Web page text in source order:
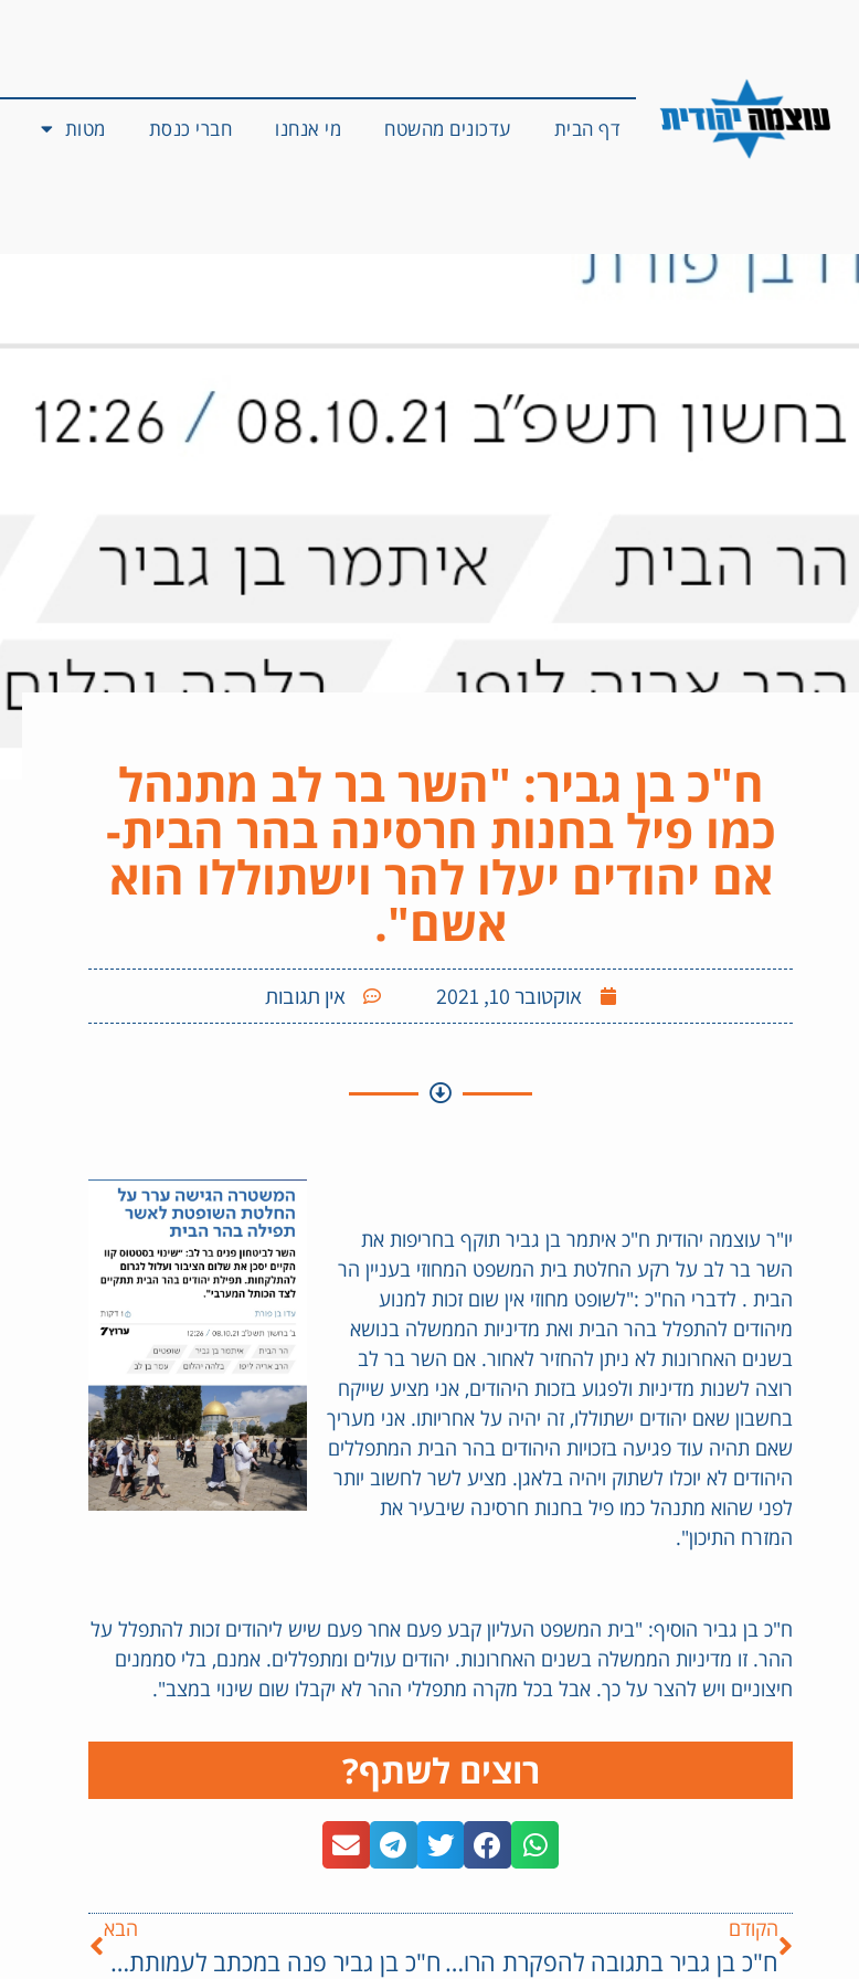
דף הבית עדכונים מהשטח מי אנחנו חברי כנסת מטות
ח"כ בן גביר: "השר בר לב מתנהל
כמו פיל בחנות חרסינה בהר הבית-
אם יהודים יעלו להר וישתוללו הוא
אשם".
אוקטובר 10, 2021 אין תגובות
יו"ר עוצמה יהודית ח"כ איתמר בן גביר תוקף בחריפות את
השר בר לב על רקע החלטת בית המשפט המחוזי בעניין הר
הבית . לדברי הח"כ :"לשופט מחוזי אין שום זכות למנוע
מיהודים להתפלל בהר הבית ואת מדיניות הממשלה בנושא
בשנים האחרונות לא ניתן להחזיר לאחור. אם השר בר לב
רוצה לשנות מדיניות ולפגוע בזכות היהודים, אני מציע שייקח
בחשבון שאם יהודים ישתוללו, זה יהיה על אחריותו. אני מעריך
שאם תהיה עוד פגיעה בזכויות היהודים בהר הבית המתפללים
היהודים לא יוכלו לשתוק ויהיה בלאגן. מציע לשר לחשוב יותר
לפני שהוא מתנהל כמו פיל בחנות חרסינה שיבעיר את
המזרח התיכון".
ח"כ בן גביר הוסיף: "בית המשפט העליון קבע פעם אחר פעם שיש ליהודים זכות להתפלל על
ההר. זו מדיניות הממשלה בשנים האחרונות. יהודים עולים ומתפללים. אמנם, בלי סממנים
חיצוניים ויש להצר על כך. אבל בכל מקרה מתפללי ההר לא יקבלו שום שינוי במצב".
רוצים לשתף?
הקודם
ח"כ בן גביר בתגובה להפקרת הרופאים המתמחים: "ממשלה שמפקירה את המתמחים, פוגעת בבריאות הציבור".
הבא
ח"כ בן גביר פנה במכתב לעמותת בית לין בתגובה להעסקתו של תומך טרור שהשווה את ישראל לנאצים: "הבחירה שלכם להעסיק בקמפיין את תאמר נאפר, היא בחירה איומה שפוגעת בכל הטוב שאתם עושים